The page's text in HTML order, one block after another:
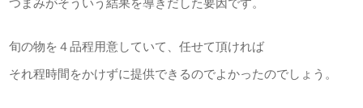
旬の物を４品程用意していて、任せて頂ければ
それ程時間をかけずに提供できるのでよかったのでしょう。